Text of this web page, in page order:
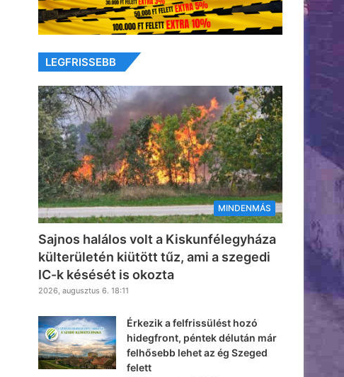
LEGFRISSEBB
MINDENMÁS
Sajnos halálos volt a Kiskunfélegyháza
külterületén kiütött tűz, ami a szegedi
IC-k késését is okozta
2026, augusztus 6. 18:11
Érkezik a felfrissülést hozó
hidegfront, péntek délután már
felhősebb lehet az ég Szeged
felett